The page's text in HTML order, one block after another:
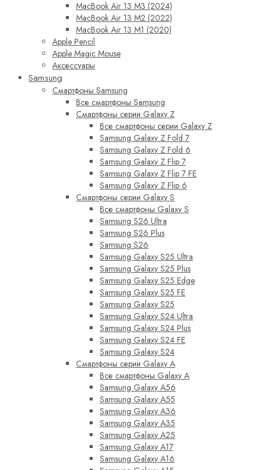
MacBook Air 13 M3 (2024)
MacBook Air 13 M2 (2022)
MacBook Air 13 M1 (2020)
Apple Pencil
Apple Magic Mouse
Аксессуары
Samsung
Смартфоны Samsung
Все смартфоны Samsung
Смартфоны серии Galaxy Z
Все смартфоны серии Galaxy Z
Samsung Galaxy Z Fold 7
Samsung Galaxy Z Fold 6
Samsung Galaxy Z Flip 7
Samsung Galaxy Z Flip 7 FE
Samsung Galaxy Z Flip 6
Смартфоны серии Galaxy S
Все смартфоны Galaxy S
Samsung S26 Ultra
Samsung S26 Plus
Samsung S26
Samsung Galaxy S25 Ultra
Samsung Galaxy S25 Plus
Samsung Galaxy S25 Edge
Samsung Galaxy S25 FE
Samsung Galaxy S25
Samsung Galaxy S24 Ultra
Samsung Galaxy S24 Plus
Samsung Galaxy S24 FE
Samsung Galaxy S24
Смартфоны серии Galaxy A
Все смартфоны Galaxy A
Samsung Galaxy A56
Samsung Galaxy A55
Samsung Galaxy A36
Samsung Galaxy A35
Samsung Galaxy A25
Samsung Galaxy A17
Samsung Galaxy A16